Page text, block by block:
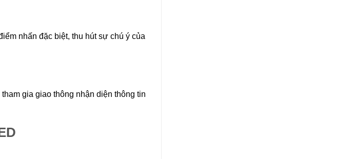
nhấn đặc biệt, thu hút sự chú ý của
gia giao thông nhận diện thông tin